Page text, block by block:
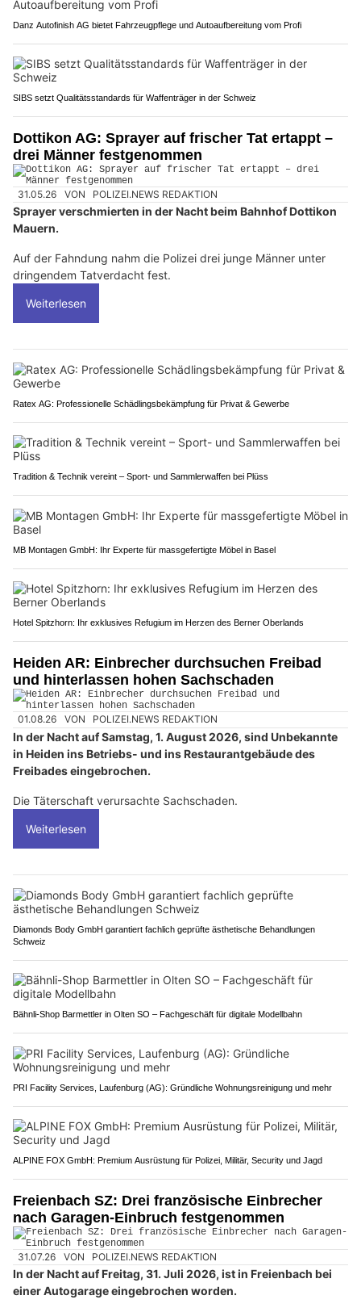
Danz Autofinish AG bietet Fahrzeugpflege und Autoaufbereitung vom Profi
SIBS setzt Qualitätsstandards für Waffenträger in der Schweiz
Dottikon AG: Sprayer auf frischer Tat ertappt –
drei Männer festgenommen
31.05.26 VON POLIZEI.NEWS REDAKTION
Sprayer verschmierten in der Nacht beim Bahnhof Dottikon
Mauern.
Auf der Fahndung nahm die Polizei drei junge Männer unter
dringendem Tatverdacht fest.
Weiterlesen
Ratex AG: Professionelle Schädlingsbekämpfung für Privat & Gewerbe
Tradition & Technik vereint – Sport- und Sammlerwaffen bei Plüss
MB Montagen GmbH: Ihr Experte für massgefertigte Möbel in Basel
Hotel Spitzhorn: Ihr exklusives Refugium im Herzen des Berner Oberlands
Heiden AR: Einbrecher durchsuchen Freibad
und hinterlassen hohen Sachschaden
01.08.26 VON POLIZEI.NEWS REDAKTION
In der Nacht auf Samstag, 1. August 2026, sind Unbekannte
in Heiden ins Betriebs- und ins Restaurantgebäude des
Freibades eingebrochen.
Die Täterschaft verursachte Sachschaden.
Weiterlesen
Diamonds Body GmbH garantiert fachlich geprüfte ästhetische Behandlungen
Schweiz
Bähnli-Shop Barmettler in Olten SO – Fachgeschäft für digitale Modellbahn
PRI Facility Services, Laufenburg (AG): Gründliche Wohnungsreinigung und mehr
ALPINE FOX GmbH: Premium Ausrüstung für Polizei, Militär, Security und Jagd
Freienbach SZ: Drei französische Einbrecher
nach Garagen-Einbruch festgenommen
31.07.26 VON POLIZEI.NEWS REDAKTION
In der Nacht auf Freitag, 31. Juli 2026, ist in Freienbach bei
einer Autogarage eingebrochen worden.